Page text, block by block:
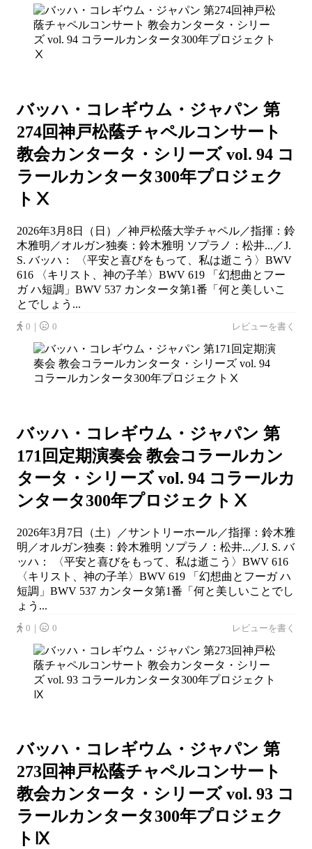
バッハ・コレギウム・ジャパン 第
274回神戸松蔭チャペルコンサート
教会カンタータ・シリーズ vol. 94 コ
ラールカンタータ300年プロジェク
トⅩ
2026年3月8日（日）／神戸松蔭大学チャペル／指揮：鈴
木雅明／オルガン独奏：鈴木雅明 ソプラノ：松井...／J.
S. バッハ： 〈平安と喜びをもって、私は逝こう〉BWV
616 〈キリスト、神の子羊〉BWV 619 「幻想曲とフー
ガ ハ短調」BWV 537 カンタータ第1番「何と美しいこ
とでしょう...
0｜ 0 レビューを書く
バッハ・コレギウム・ジャパン 第
171回定期演奏会 教会コラールカン
タータ・シリーズ vol. 94 コラールカ
ンタータ300年プロジェクトⅩ
2026年3月7日（土）／サントリーホール／指揮：鈴木雅
明／オルガン独奏：鈴木雅明 ソプラノ：松井...／J. S. バ
ッハ： 〈平安と喜びをもって、私は逝こう〉BWV 616
〈キリスト、神の子羊〉BWV 619 「幻想曲とフーガ ハ
短調」BWV 537 カンタータ第1番「何と美しいことでし
ょう...
0｜ 0 レビューを書く
バッハ・コレギウム・ジャパン 第
273回神戸松蔭チャペルコンサート
教会カンタータ・シリーズ vol. 93 コ
ラールカンタータ300年プロジェク
トⅨ